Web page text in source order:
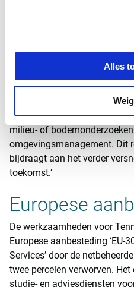
Alles
Duurzame
Wim van den Brink, CEO van
de ervaring en technische
hoogspanning, vullen de
meer projectbeheersing van
infrastructurele- en
milieu- of
omgevingsmanagement. Dit
bijdraagt aan het verder
toekomst.’
Europese
De werkzaamheden voor
Europese aanbesteding ‘EU-
Services’ door de
twee percelen verworven.
studie- en adviesdiensten